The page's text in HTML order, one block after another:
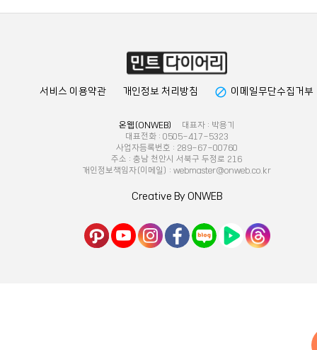
서비스 이용약관 개인정보 처리방침 block 이메일무단수집거부
온웹(ONWEB)
대표자 : 박용기
대표전화 : 0505-417-5323
사업자등록번호 : 289-67-00760
주소 : 충남 천안시 서북구 두정로 216
개인정보책임자(이메일) : webmaster@onweb.co.kr
Creative By ONWEB